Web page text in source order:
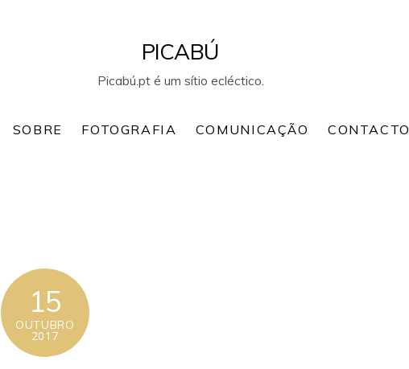
PICABÚ
Picabú.pt é um sítio ecléctico.
SOBRE FOTOGRAFIA COMUNICAÇÃO CONTACTO
15
OUTUBRO
2017